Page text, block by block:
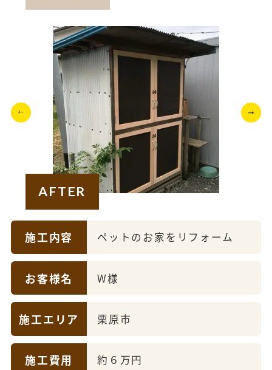
AFTER
施工内容 ペットのお家をリフォーム
お客様名 W様
施工エリア 栗原市
施工費用 約６万円